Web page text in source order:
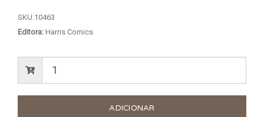
SKU:10463
Editora: Harris Comics